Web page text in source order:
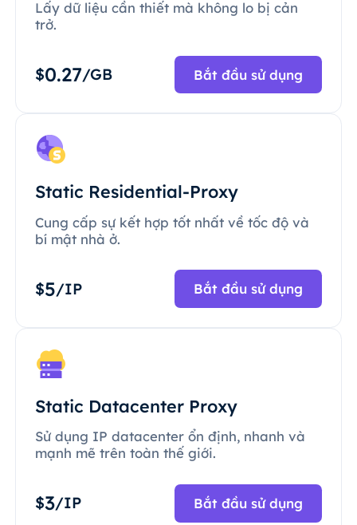
Lấy dữ liệu cần thiết mà không lo bị cản
trở.
$0.27/GB Bắt đầu sử dụng
Static Residential-Proxy
Cung cấp sự kết hợp tốt nhất về tốc độ và
bí mật nhà ở.
$5/IP Bắt đầu sử dụng
Static Datacenter Proxy
Sử dụng IP datacenter ổn định, nhanh và
mạnh mẽ trên toàn thế giới.
$3/IP Bắt đầu sử dụng